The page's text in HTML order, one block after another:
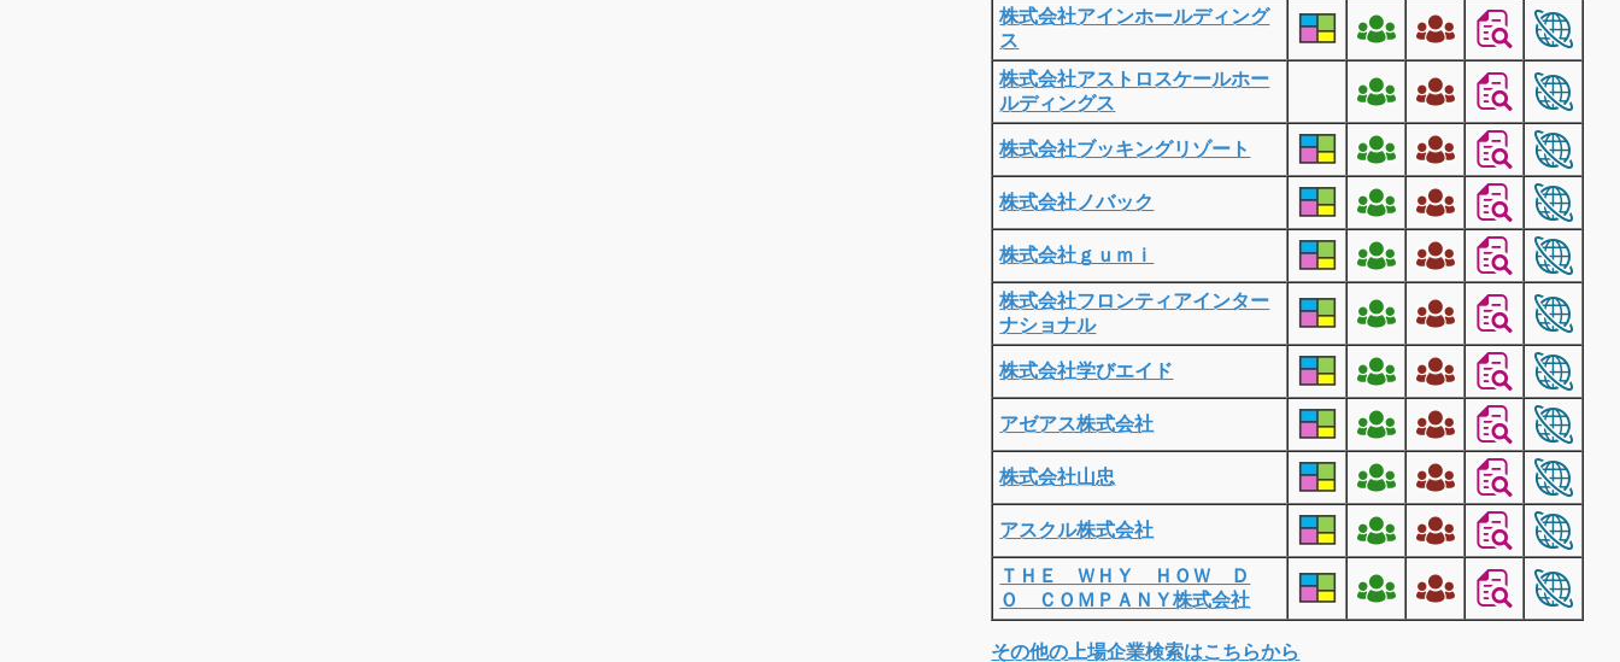
株式会社アインホールディング
ス
株式会社アストロスケールホー
ルディングス
株式会社ブッキングリゾート
株式会社ノバック
株式会社ｇｕｍｉ
株式会社フロンティアインター
ナショナル
株式会社学びエイド
アゼアス株式会社
株式会社山忠
アスクル株式会社
ＴＨＥ ＷＨＹ ＨＯＷ Ｄ
Ｏ ＣＯＭＰＡＮＹ株式会社
その他の上場企業検索はこちらから